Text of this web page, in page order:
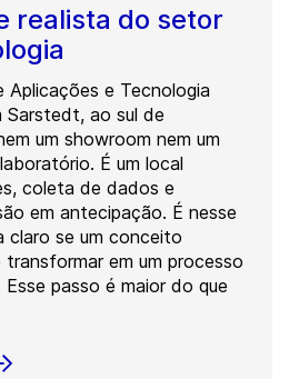
realista do setor
e Tecnologia
Sarstedt, ao sul de
um showroom nem um
É um local
coleta de dados e
em antecipação. É nesse
claro se um conceito
em um processo
passo é maior do que